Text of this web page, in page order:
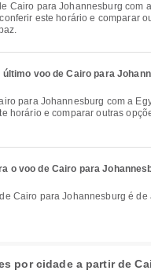
este horário e comparar
voo de Cairo para
horário e comparar outras
o voo de Cairo para
por cidade a partir de